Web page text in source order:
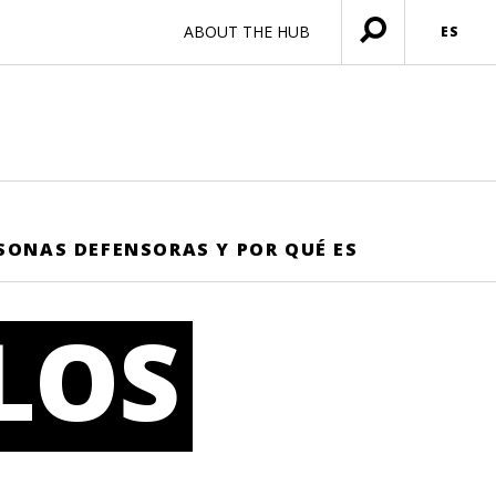
ABOUT THE HUB
Menú
abierto
ES
DEFENSORAS Y POR QUÉ ES